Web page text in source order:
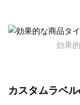
効果
カスタムラベ